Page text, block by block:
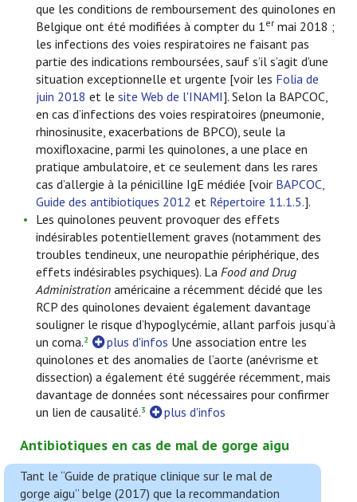
que les conditions de remboursement des quinolones en
Belgique ont été modifiées à compter du 1er mai 2018 ;
les infections des voies respiratoires ne faisant pas
partie des indications remboursées, sauf s’il s’agit d’une
situation exceptionnelle et urgente [voir les Folia de
juin 2018 et le site Web de l'INAMI]. Selon la BAPCOC,
en cas d’infections des voies respiratoires (pneumonie,
rhinosinusite, exacerbations de BPCO), seule la
moxifloxacine, parmi les quinolones, a une place en
pratique ambulatoire, et ce seulement dans les rares
cas d’allergie à la pénicilline IgE médiée [voir BAPCOC,
Guide des antibiotiques 2012 et Répertoire 11.1.5.].
Les quinolones peuvent provoquer des effets
indésirables potentiellement graves (notamment des
troubles tendineux, une neuropathie périphérique, des
effets indésirables psychiques). La Food and Drug
Administration américaine a récemment décidé que les
RCP des quinolones devaient également davantage
souligner le risque d’hypoglycémie, allant parfois jusqu’à
un coma.2 plus d'infos Une association entre les
quinolones et des anomalies de l’aorte (anévrisme et
dissection) a également été suggérée récemment, mais
davantage de données sont nécessaires pour confirmer
un lien de causalité.3 plus d'infos
Antibiotiques en cas de mal de gorge aigu
Tant le “Guide de pratique clinique sur le mal de
gorge aigu” belge (2017) que la recommandation